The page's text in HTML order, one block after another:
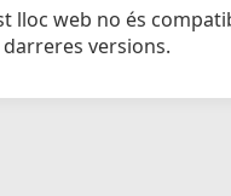
lloc web no és
darreres versions.